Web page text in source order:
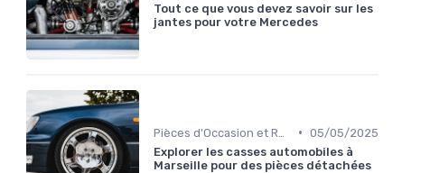
Tout ce que vous devez savoir sur les
jantes pour votre Mercedes
• 05/05/2025
Explorer les casses automobiles à
Marseille pour des pièces détachées